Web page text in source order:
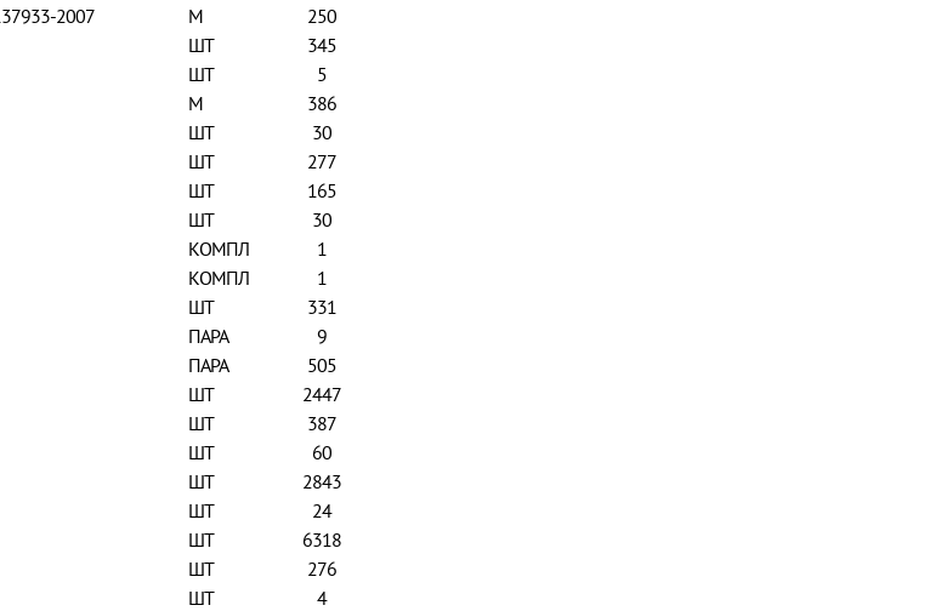
2007
М
250
ШТ
345
ШТ
5
М
386
ШТ
30
ШТ
277
ШТ
165
ШТ
30
КОМПЛ
1
КОМПЛ
1
ШТ
331
ПАРА
9
ПАРА
505
ШТ
2447
ШТ
387
ШТ
60
ШТ
2843
ШТ
24
ШТ
6318
ШТ
276
ШТ
4